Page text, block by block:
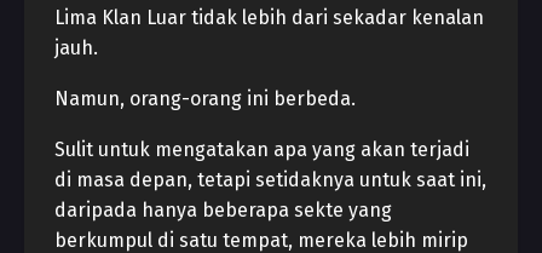
Lima Klan Luar tidak lebih dari sekadar kenalan
jauh.
Namun, orang-orang ini berbeda.
Sulit untuk mengatakan apa yang akan terjadi
di masa depan, tetapi setidaknya untuk saat ini,
daripada hanya beberapa sekte yang
berkumpul di satu tempat, mereka lebih mirip